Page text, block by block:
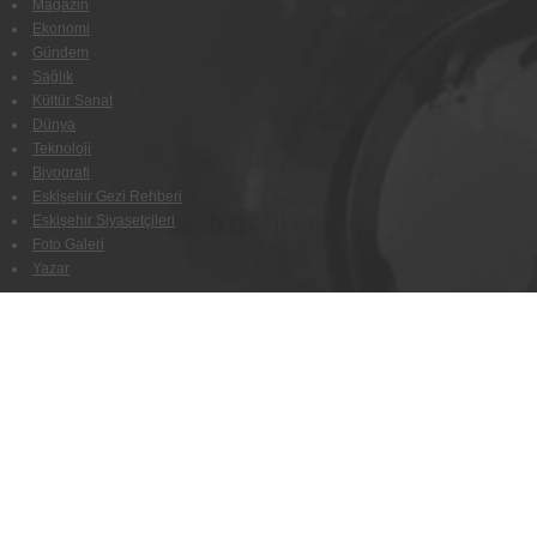
Magazin
Ekonomi
Gündem
Sağlık
Kültür Sanat
Dünya
Teknoloji
Biyografi
Eskişehir Gezi Rehberi
Eskişehir Siyasetçileri
Foto Galeri
Yazar